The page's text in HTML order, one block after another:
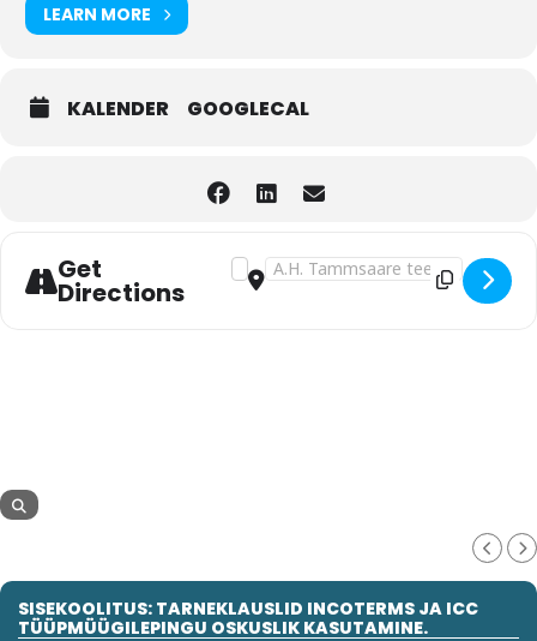
LEARN MORE
KALENDER GOOGLECAL
Get
Directions
Address - Sisekoolitus: Tarneklauslid
Destination Address -
SISEKOOLITUS: TARNEKLAUSLID INCOTERMS JA ICC
TÜÜPMÜÜGILEPINGU OSKUSLIK KASUTAMINE.